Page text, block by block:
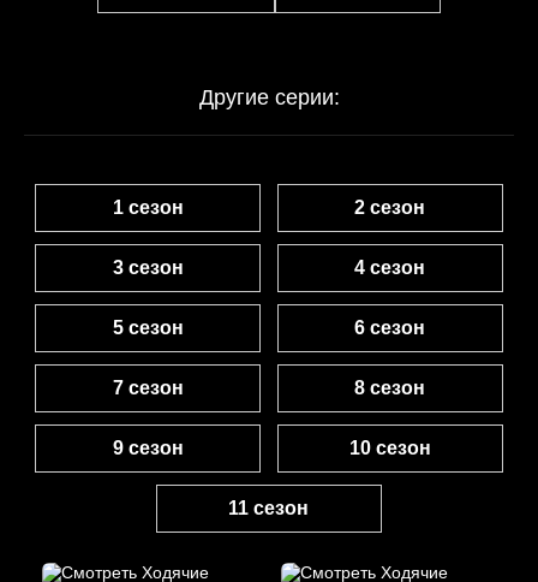
Другие серии:
1 сезон 2 сезон
3 сезон 4 сезон
5 сезон 6 сезон
7 сезон 8 сезон
9 сезон 10 сезон
11 сезон